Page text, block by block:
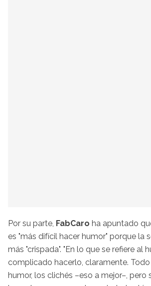
Por su parte, FabCaro ha apuntado
es "más difícil hacer humor" porque la
más "crispada". "En lo que se refiere al
complicado hacerlo, claramente.
humor, los clichés –eso a mejor–, pero